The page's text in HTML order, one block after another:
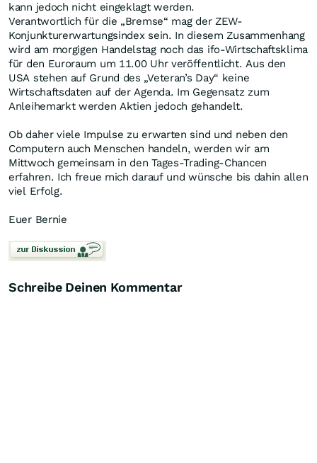
kann jedoch nicht eingeklagt werden.
Verantwortlich für die „Bremse“ mag der ZEW-
Konjunkturerwartungsindex sein. In diesem Zusammenhang
wird am morgigen Handelstag noch das ifo-Wirtschaftsklima
für den Euroraum um 11.00 Uhr veröffentlicht. Aus den
USA stehen auf Grund des „Veteran’s Day“ keine
Wirtschaftsdaten auf der Agenda. Im Gegensatz zum
Anleihemarkt werden Aktien jedoch gehandelt.
Ob daher viele Impulse zu erwarten sind und neben den
Computern auch Menschen handeln, werden wir am
Mittwoch gemeinsam in den Tages-Trading-Chancen
erfahren. Ich freue mich darauf und wünsche bis dahin allen
viel Erfolg.
Euer Bernie
Schreibe Deinen Kommentar